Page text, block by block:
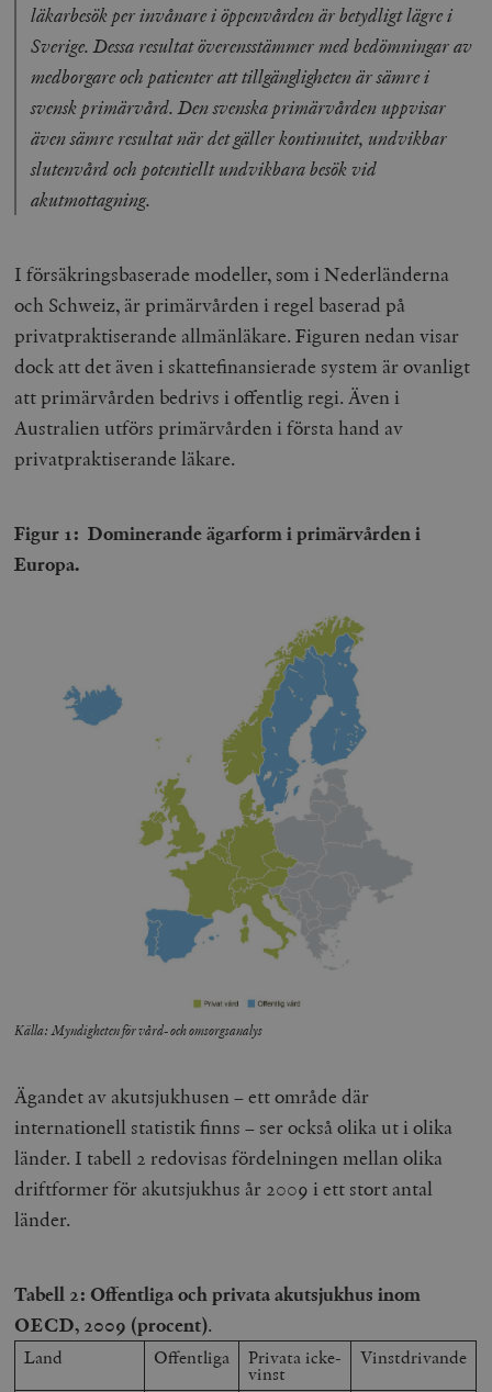
läkarbesök per invånare i öppenvården är betydligt lägre i
Sverige. Dessa resultat överensstämmer med bedömningar av
medborgare och patienter att tillgängligheten är sämre i
svensk primärvård. Den svenska primärvården uppvisar
även sämre resultat när det gäller kontinuitet, undvikbar
slutenvård och potentiellt undvikbara besök vid
akutmottagning.
I försäkringsbaserade modeller, som i Nederländerna
och Schweiz, är primärvården i regel baserad på
privatpraktiserande allmänläkare. Figuren nedan visar
dock att det även i skattefinansierade system är ovanligt
att primärvården bedrivs i offentlig regi. Även i
Australien utförs primärvården i första hand av
privatpraktiserande läkare.
Figur 1: Dominerande ägarform i primärvården i
Europa.
Källa: Myndigheten för vård- och omsorgsanalys
Ägandet av akutsjukhusen – ett område där
internationell statistik finns – ser också olika ut i olika
länder. I tabell 2 redovisas fördelningen mellan olika
driftformer för akutsjukhus år 2009 i ett stort antal
länder.
Tabell 2: Offentliga och privata akutsjukhus inom
OECD, 2009 (procent).
Land Offentliga Privata icke-
vinst
Vinstdrivande